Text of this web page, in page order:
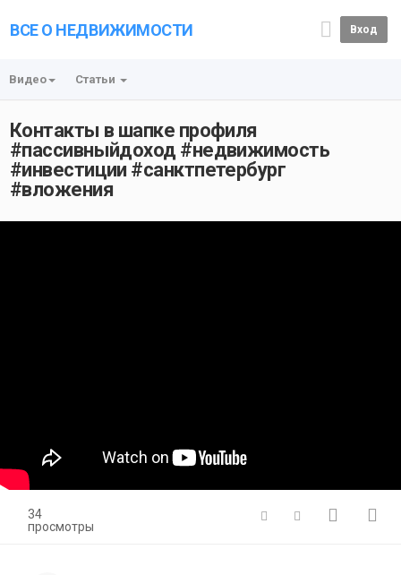
ВСЕ О НЕДВИЖИМОСТИ Вход
Видео Статьи
Контакты в шапке профиля
#пассивныйдоход #недвижимость
#инвестиции #санктпетербург
#вложения
34
просмотры